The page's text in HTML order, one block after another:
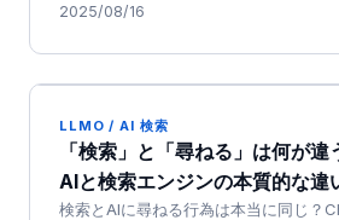
2025/08/16
LLMO / AI 検索
「検索」と「尋ねる」は何が
AIと検索エンジンの本質的な違
検索とAIに尋ねる行為は本当に同じ？